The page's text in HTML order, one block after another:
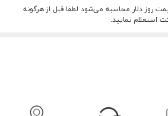
روز دلار محاسبه می‌شود لطفا قبل از هرگونه
استعلام نمایید.